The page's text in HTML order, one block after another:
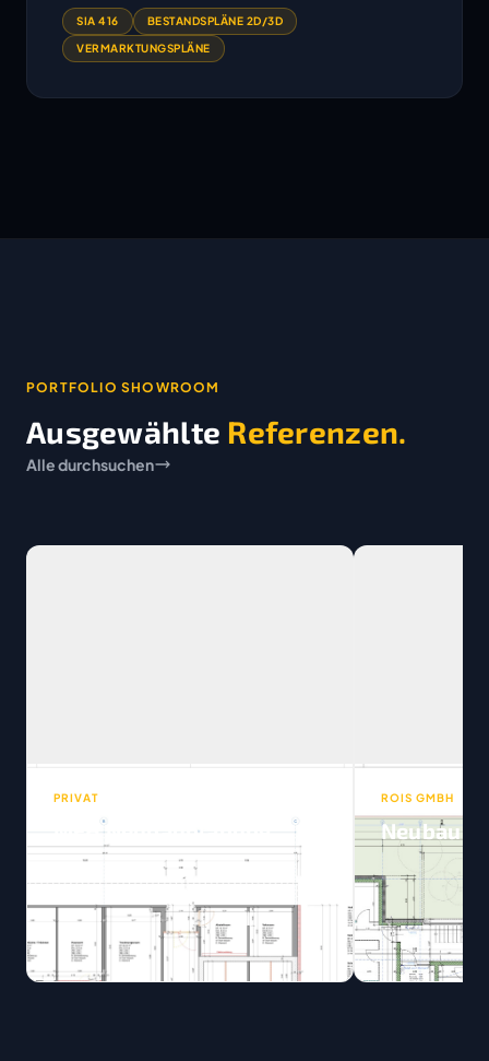
SIA 416 BESTANDSPLÄNE 2D/3D
VERMARKTUNGSPLÄNE
PORTFOLIO SHOWROOM
Ausgewählte Referenzen.
Alle durchsuchen
PRIVAT
MFH Neubauplanung
ROIS GMBH
Neubau